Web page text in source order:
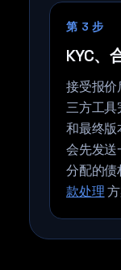
第 3 步
KYC、
接受报价
三方工
和最终版
会先发送
分配的债
款处理方